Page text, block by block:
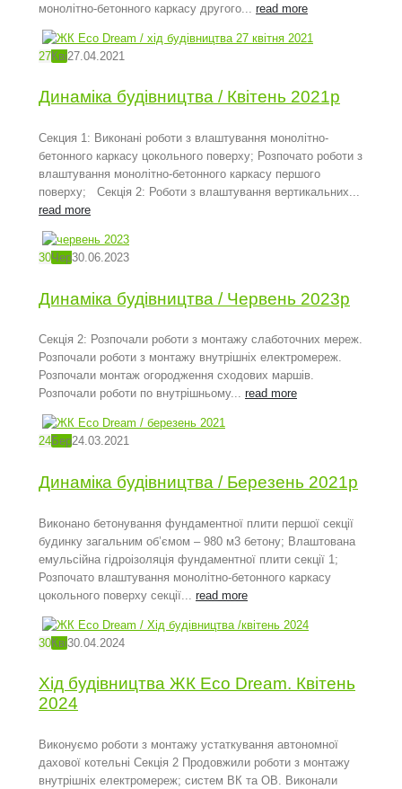
монолітно-бетонного каркасу другого... read more
27Кві27.04.2021
Динаміка будівництва / Квітень 2021р
Секция 1: Виконані роботи з влаштування монолітно-
бетонного каркасу цокольного поверху; Розпочато роботи з
влаштування монолітно-бетонного каркасу першого
поверху; Секція 2: Роботи з влаштування вертикальних...
read more
30Чер30.06.2023
Динаміка будівництва / Червень 2023р
Секція 2: Розпочали роботи з монтажу слаботочних мереж.
Розпочали роботи з монтажу внутрішніх електромереж.
Розпочали монтаж огородження сходових маршів.
Розпочали роботи по внутрішньому... read more
24Бер24.03.2021
Динаміка будівництва / Березень 2021р
Виконано бетонування фундаментної плити першої секції
будинку загальним об’ємом – 980 м3 бетону; Влаштована
емульсійна гідроізоляція фундаментної плити секції 1;
Розпочато влаштування монолітно-бетонного каркасу
цокольного поверху секції... read more
30Кві30.04.2024
Хід будівництва ЖК Eco Dream. Квітень
2024
Виконуємо роботи з монтажу устаткування автономної
дахової котельні Секція 2 Продовжили роботи з монтажу
внутрішніх електромереж; систем ВК та ОВ. Виконали